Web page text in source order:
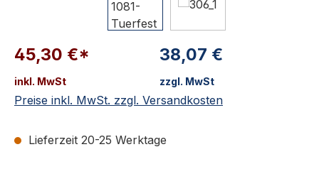
45,30 €*
inkl. MwSt
38,07 €
zzgl. MwSt
Preise inkl. MwSt. zzgl. Versandkosten
Lieferzeit 20-25 Werktage